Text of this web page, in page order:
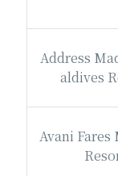
Address
aldives
Avani Fares